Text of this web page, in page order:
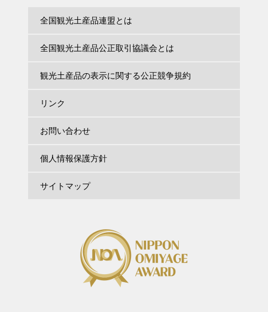
全国観光土産品連盟とは
全国観光土産品公正取引協議会とは
観光土産品の表示に関する公正競争規約
リンク
お問い合わせ
個人情報保護方針
サイトマップ